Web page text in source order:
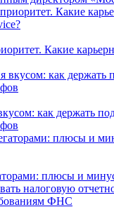
Какие
как держать
плюсы и